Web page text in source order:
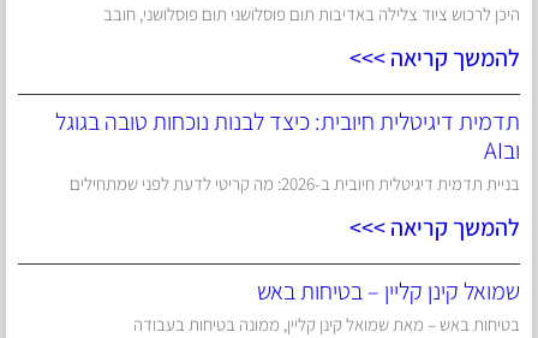
היכן לרכוש ציוד צלילה באדיבות תום פוסלושני תום פוסלושני, חובב
להמשך קריאה >>>
תדמית דיגיטלית חיובית: כיצד לבנות נוכחות טובה בגוגל
ובAI
בניית תדמית דיגיטלית חיובית ב-2026: מה קריטי לדעת לפני שמתחילים
להמשך קריאה >>>
שמואל קינן קליין – בטיחות באש
בטיחות באש – מאת שמואל קינן קליין, ממונה בטיחות בעבודה